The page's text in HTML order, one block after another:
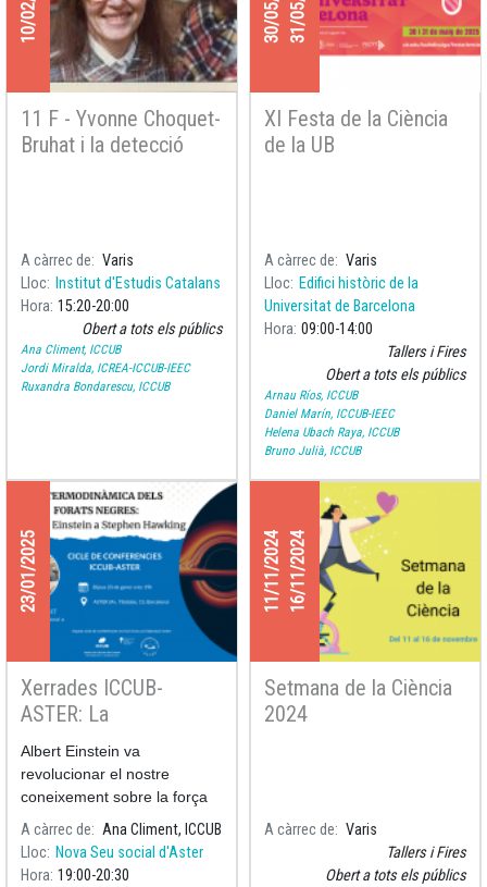
11 F - Yvonne Choquet-
Bruhat i la detecció
A càrrec de
Varis
Lloc
Institut d'Estudis Catalans
Hora 15:20 20:00
Obert a tots els públics
Ana Climent, ICCUB
Jordi Miralda, ICREA-ICCUB-IEEC
Ruxandra Bondarescu, ICCUB
XI Festa de la Ciència
de la UB
A càrrec de
Varis
Lloc Edifici històric de la
Universitat de Barcelona
Hora 09:00 14:00
Tallers i Fires
Obert a tots els públics
Arnau Ríos, ICCUB
Daniel Marín, ICCUB-IEEC
Helena Ubach Raya, ICCUB
Bruno Julià, ICCUB
23/01/2025
Xerrades ICCUB-
ASTER: La
termodinàmica dels
forats negres - D'Albert
Einstein a Stephen
Hawking
Albert Einstein va
revolucionar el nostre
coneixement sobre la força
de la gravetat gràcies a la
Teoria de la Relativitat
General.
A càrrec de
Ana Climent, ICCUB
Lloc Nova Seu social d'Aster
Hora 19:00 20:30
11/11/202416/11/2024
Setmana de la Ciència
2024
A càrrec de
Varis
Tallers i Fires
Obert a tots els públics